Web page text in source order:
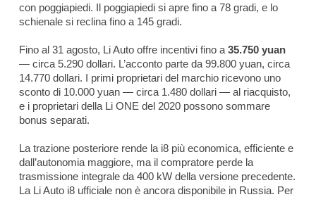
con poggiapiedi. Il poggiapiedi si apre fino a 78 gradi, e lo
schienale si reclina fino a 145 gradi.
Fino al 31 agosto, Li Auto offre incentivi fino a 35.750 yuan
— circa 5.290 dollari. L’acconto parte da 99.800 yuan, circa
14.770 dollari. I primi proprietari del marchio ricevono uno
sconto di 10.000 yuan — circa 1.480 dollari — al riacquisto,
e i proprietari della Li ONE del 2020 possono sommare
bonus separati.
La trazione posteriore rende la i8 più economica, efficiente e
dall’autonomia maggiore, ma il compratore perde la
trasmissione integrale da 400 kW della versione precedente.
La Li Auto i8 ufficiale non è ancora disponibile in Russia. Per